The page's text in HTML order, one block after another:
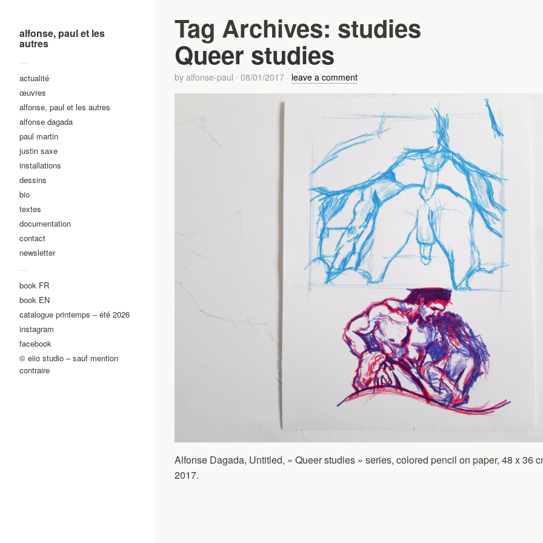
alfonse, paul et les
autres
—
actualité
œuvres
alfonse, paul et les autres
alfonse dagada
paul martin
justin saxe
installations
dessins
bio
textes
documentation
contact
newsletter
—
book FR
book EN
catalogue printemps – été 2026
instagram
facebook
© eiio studio – sauf mention
contraire
Tag Archives: studies
Queer studies
by alfonse-paul · 08/01/2017 · leave a comment
Alfonse Dagada, Untitled, « Queer studies » series, colored pencil on paper, 48 x 36
2017.